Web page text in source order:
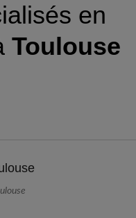
en
Toulouse